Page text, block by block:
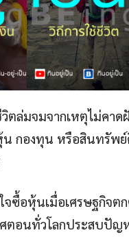
วิตล่มจมจากเหตุไม่คา
น กองทุน หรือสินทรัพ
ซื้อหุ้นเมื่อเศรษฐกิจตก
ตอนทั่วโลกประสบปัญ